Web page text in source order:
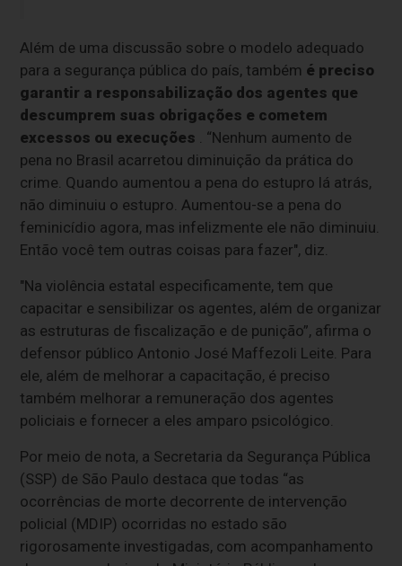
Além de uma discussão sobre o modelo adequado
para a segurança pública do país, também é preciso
garantir a responsabilização dos agentes que
descumprem suas obrigações e cometem
excessos ou execuções . “Nenhum aumento de
pena no Brasil acarretou diminuição da prática do
crime. Quando aumentou a pena do estupro lá atrás,
não diminuiu o estupro. Aumentou-se a pena do
feminicídio agora, mas infelizmente ele não diminuiu.
Então você tem outras coisas para fazer", diz.
"Na violência estatal especificamente, tem que
capacitar e sensibilizar os agentes, além de organizar
as estruturas de fiscalização e de punição”, afirma o
defensor público Antonio José Maffezoli Leite. Para
ele, além de melhorar a capacitação, é preciso
também melhorar a remuneração dos agentes
policiais e fornecer a eles amparo psicológico.
Por meio de nota, a Secretaria da Segurança Pública
(SSP) de São Paulo destaca que todas “as
ocorrências de morte decorrente de intervenção
policial (MDIP) ocorridas no estado são
rigorosamente investigadas, com acompanhamento